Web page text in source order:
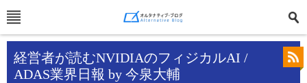
経営者が読むNVIDIAのフィジカルAI /
ADAS業界日報 by 今泉大輔